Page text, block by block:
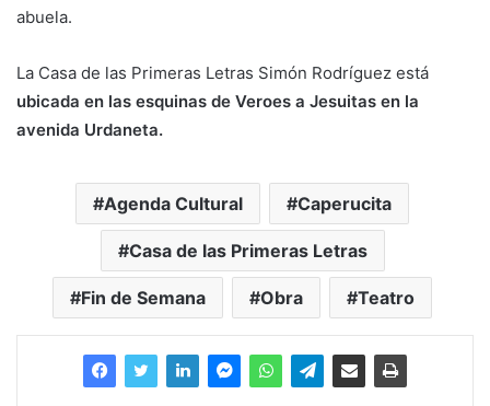
abuela.
La Casa de las Primeras Letras Simón Rodríguez está
ubicada en las esquinas de Veroes a Jesuitas en la
avenida Urdaneta.
Agenda Cultural Caperucita
Casa de las Primeras Letras
Fin de Semana Obra Teatro